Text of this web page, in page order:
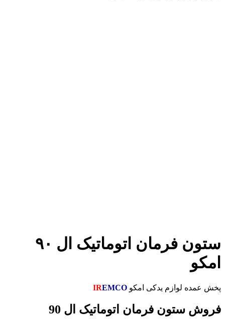
ستون فرمان اتوماتیک ال ۹۰
لوازم یدکی امکو IREMCO
فرمان اتوماتیک ال 90